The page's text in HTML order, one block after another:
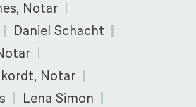
Notar
Daniel Schacht
Notar
Lena Simon